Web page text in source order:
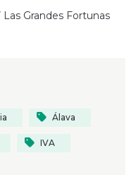
Grandes Fortunas
Álava
IVA